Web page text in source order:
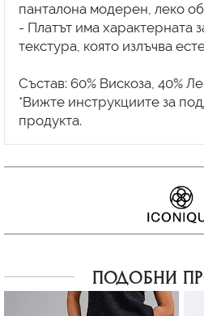
панталона модерен, леко
- Платът има характерната
текстура, която излъчва
Състав: 60% Вискоза, 40%
*Вижте инструкциите за
продукта.
ПОДОБНИ